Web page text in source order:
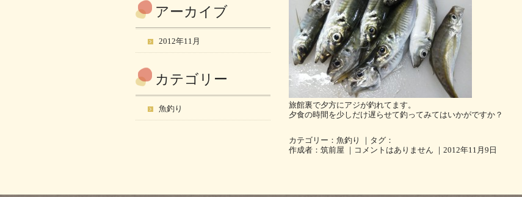
旅館裏で夕方にアジが釣れてます。
夕食の時間を少しだけ遅らせて釣ってみてはいかがですか？
カテゴリー： 魚釣り
｜タグ：
作成者：筑前屋 ｜ コメントはありません ｜2012年11月9日
アーカイブ
2012年11月
カテゴリー
魚釣り